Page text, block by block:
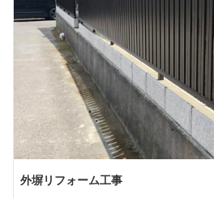
外塀リフォーム工事